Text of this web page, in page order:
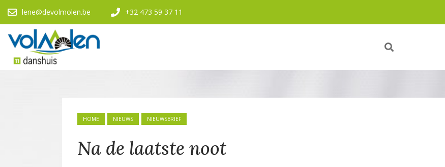
lene@devolmolen.be +32 473 59 37 11
HOME NIEUWS NIEUWSBRIEF
Na de laatste noot